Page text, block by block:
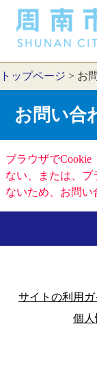
トップページ > お
お問い合
ブラウザで
ない、または、ブ
ないため、お問い
サイトの利用ガ
個